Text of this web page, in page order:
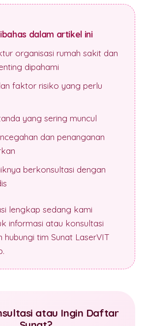
dalam artikel ini
organisasi rumah sakit dan
dipahami
faktor risiko yang perlu
yang sering muncul
dan penanganan
berkonsultasi dengan
lengkap sedang kami
informasi atau konsultasi
hubungi tim Sunat LaserVIT
atau Ingin Daftar